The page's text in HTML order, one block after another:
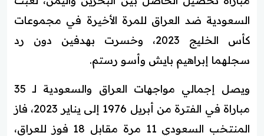
السعودية ضد العراق للمرة الأخيرة في مجموعات
كأس الخليج 2023، وخسرت بهدفين دون رد
سجلهما إبراهيم بايش وأسو رستم.
ويصل إجمالي مواجهات العراق والسعودية لـ 35
مباراة في الفترة من أبريل 1976 إلى يناير 2023، فاز
المنتخب السعودي 11 مرة مقابل 18 فوز للعراق،